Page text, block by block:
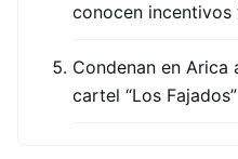
conocen
Condenan en Arica
cartel “Los